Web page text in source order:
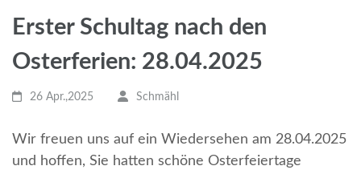
Erster Schultag nach den
Osterferien: 28.04.2025
26 Apr.,2025 Schmähl
Wir freuen uns auf ein Wiedersehen am 28.04.2025
und hoffen, Sie hatten schöne Osterfeiertage